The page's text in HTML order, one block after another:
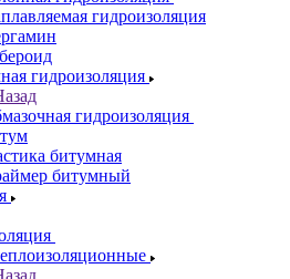
гидроизоляция
гидроизоляция
гидроизоляция
битумная
битумный